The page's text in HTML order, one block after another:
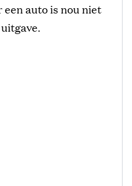
auto is nou niet